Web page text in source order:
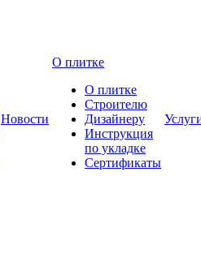
Новости
О плитке
О плитке
Строителю
Дизайнеру
Инструкция
по укладке
Сертификаты